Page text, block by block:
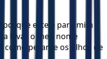
porque este é para mim
levar o meu nome
como perante os filhos de